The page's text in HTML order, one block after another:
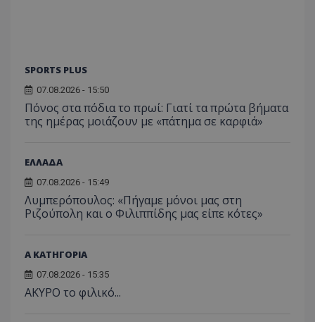
SPORTS PLUS
07.08.2026 - 15:50
Πόνος στα πόδια το πρωί: Γιατί τα πρώτα βήματα
της ημέρας μοιάζουν με «πάτημα σε καρφιά»
ΕΛΛΑΔΑ
07.08.2026 - 15:49
Λυμπερόπουλος: «Πήγαμε μόνοι μας στη
Ριζούπολη και ο Φιλιππίδης μας είπε κότες»
Α ΚΑΤΗΓΟΡΙΑ
07.08.2026 - 15:35
AKYΡΟ το φιλικό...